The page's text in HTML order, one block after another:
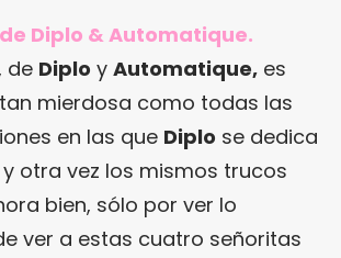
de Diplo & Automatique.
de Diplo y Automatique, es
mierdosa como todas las
en las que Diplo se dedica
otra vez los mismos trucos
bien, sólo por ver lo
ver a estas cuatro señoritas